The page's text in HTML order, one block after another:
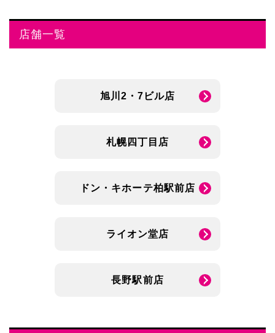
店舗一覧
旭川2・7ビル店
札幌四丁目店
ドン・キホーテ柏駅前店
ライオン堂店
長野駅前店